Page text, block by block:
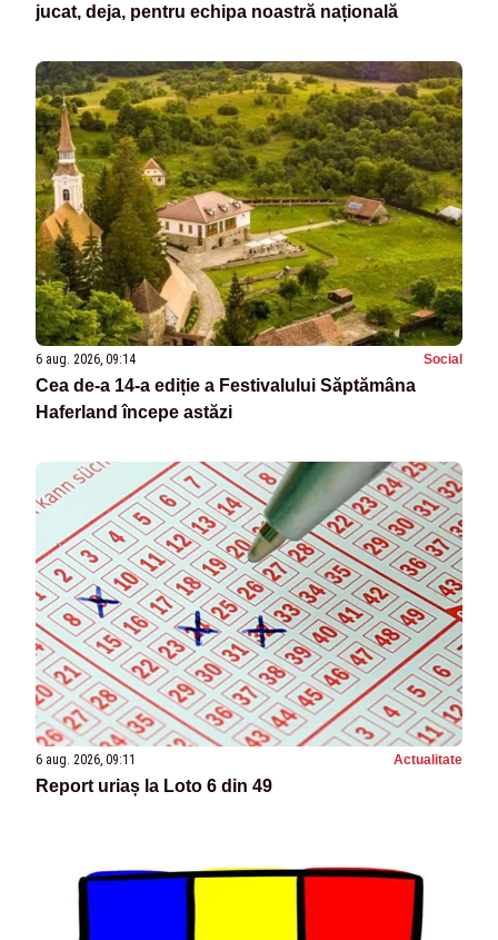
jucat, deja, pentru echipa noastră națională
6 aug. 2026, 09:14 Social
Cea de-a 14-a ediție a Festivalului Săptămâna
Haferland începe astăzi
6 aug. 2026, 09:11 Actualitate
Report uriaș la Loto 6 din 49